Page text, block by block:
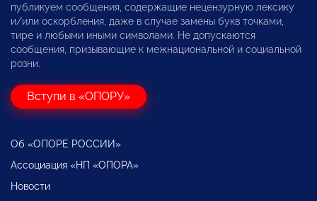
публикуем сообщения, содержащие нецензурную лексику
и/или оскорбления, даже в случае замены букв точками,
тире и любыми иными символами. Не допускаются
сообщения, призывающие к межнациональной и социальной
розни.
Вступи в «ОПОРУ»
Об «ОПОРЕ РОССИИ»
Ассоциация «НП «ОПОРА»
Новости